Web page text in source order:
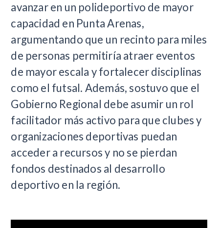
avanzar en un polideportivo de mayor
capacidad en Punta Arenas,
argumentando que un recinto para miles
de personas permitiría atraer eventos
de mayor escala y fortalecer disciplinas
como el futsal. Además, sostuvo que el
Gobierno Regional debe asumir un rol
facilitador más activo para que clubes y
organizaciones deportivas puedan
acceder a recursos y no se pierdan
fondos destinados al desarrollo
deportivo en la región.